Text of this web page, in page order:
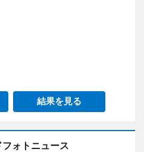
結果を見る
フォトニュース